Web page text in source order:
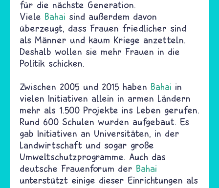
für die nächste Generation.
Viele Bahai sind außerdem davon
überzeugt, dass Frauen friedlicher sind
als Männer und kaum Kriege anzetteln.
Deshalb wollen sie mehr Frauen in die
Politik schicken.
Zwischen 2005 und 2015 haben Bahai in
vielen Initiativen allein in armen Ländern
mehr als 1.500 Projekte ins Leben gerufen.
Rund 600 Schulen wurden aufgebaut. Es
gab Initiativen an Universitäten, in der
Landwirtschaft und sogar große
Umweltschutzprogramme. Auch das
deutsche Frauenforum der Bahai
unterstützt einige dieser Einrichtungen als